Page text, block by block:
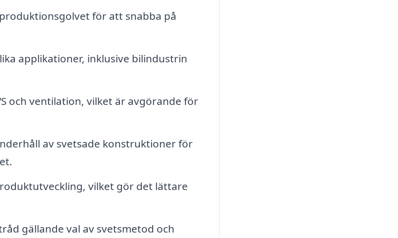
för att snabba på
applikationer, inklusive bilindustrin
och ventilation, vilket är avgörande för
av svetsade konstruktioner för
vilket gör det lättare
gällande val av svetsmetod och